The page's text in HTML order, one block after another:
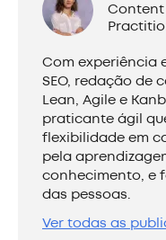
Content
Com experiência
SEO, redação de
Lean, Agile e
praticante ágil
flexibilidade em
pela
conhecimento, e
das pessoas.
Ver todas as